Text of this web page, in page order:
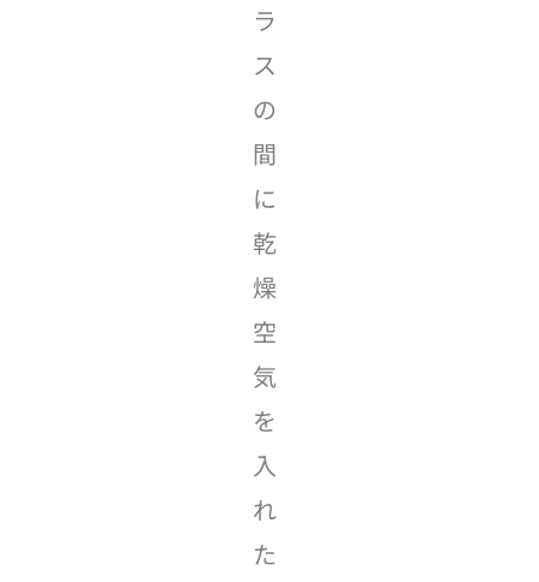
ラ
ス
の
間
に
乾
燥
空
気
を
入
れ
た